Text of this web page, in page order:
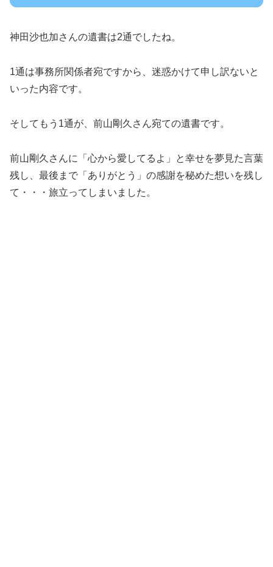
神田沙也加さんの遺書は2通でしたね。
1通は事務所関係者宛ですから、迷惑かけて申し訳ないと
いった内容です。
そしてもう1通が、前山剛久さん宛ての遺書です。
前山剛久さんに「心から愛してるよ」と幸せを夢見た言葉
残し、最後まで「ありがとう」の感謝を秘めた想いを残し
て・・・旅立ってしまいました。